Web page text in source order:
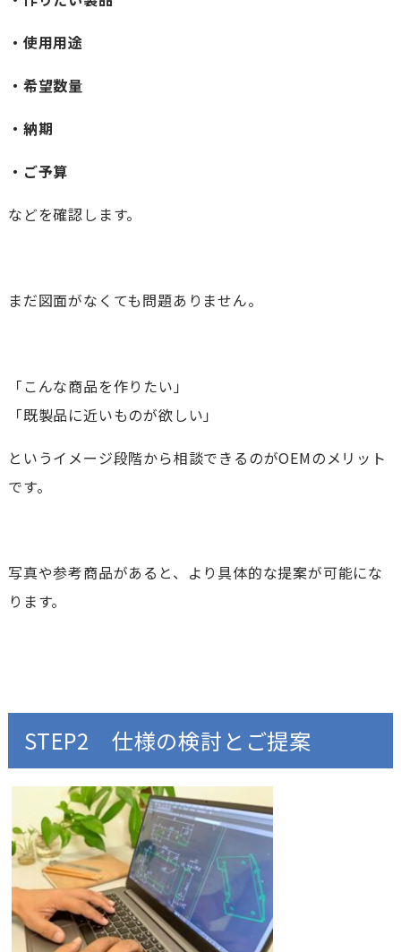
・使用用途
・希望数量
・納期
・ご予算
などを確認します。
まだ図面がなくても問題ありません。
「こんな商品を作りたい」
「既製品に近いものが欲しい」
というイメージ段階から相談できるのがOEMのメリット
です。
写真や参考商品があると、より具体的な提案が可能にな
ります。
STEP2 仕様の検討とご提案